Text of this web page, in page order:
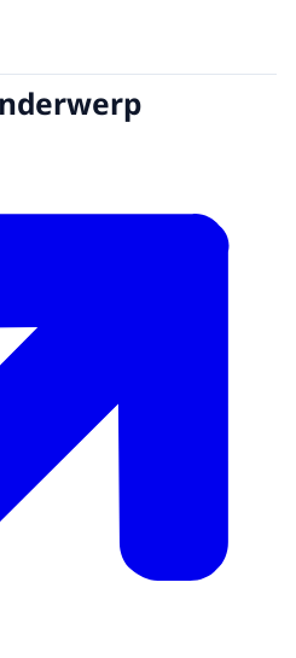
Dit verlaagt de
op CZ: sturen op betere
CZ onder
te verbeteren. Door ook